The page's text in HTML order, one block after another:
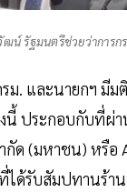
น์ รัฐมนตรีช่วยว่าการก
ม. และนายกฯ มีม
นี้ ประกอบกับที่ผ่
กัด (มหาชน) หรือ
ได้รับสัมปทานร้า